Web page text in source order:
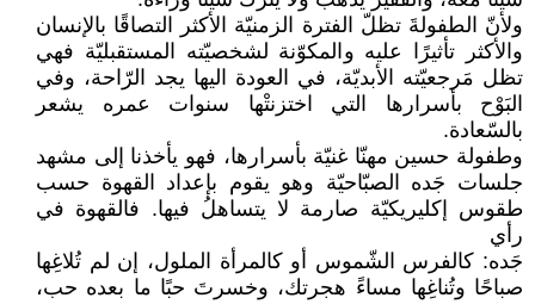
ولأنّ الطفولةَ تظلّ الفترة الزمنيّة الأكثر التصاقًا بالإنسان
والأكثر تأثيرًا عليه والمكوّنة لشخصيّته المستقبليّة فهي
تظل مَرجعيّته الأبديّة، في العودة اليها يجد الرّاحة، وفي
البَوْح بأسرارها التي اختزنتْها سنوات عمره يشعر
بالسّعادة.
وطفولة حسين مهنّا غنيّة بأسرارها، فهو يأخذنا إلى مشهد
جلسات جَده الصبّاحيّة وهو يقوم بإعداد القهوة حسب
طقوس إكليريكيّة صارمة لا يتساهلُ فيها. فالقهوة في
رأي
جَده: كالفرس الشّموس أو كالمرأة الملول، إن لم تُلاغِها
صباحًا وتُناغِها مساءً هجرتك، وخسرتَ حبًا ما بعده حب،